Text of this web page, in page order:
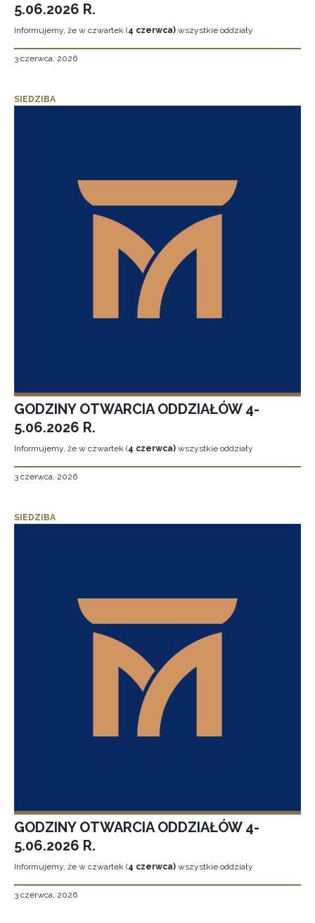
5.06.2026 R.
Informujemy, że w czwartek (4 czerwca) wszystkie oddziały
3 czerwca, 2026
SIEDZIBA
GODZINY OTWARCIA ODDZIAŁÓW 4-
5.06.2026 R.
Informujemy, że w czwartek (4 czerwca) wszystkie oddziały
3 czerwca, 2026
SIEDZIBA
GODZINY OTWARCIA ODDZIAŁÓW 4-
5.06.2026 R.
Informujemy, że w czwartek (4 czerwca) wszystkie oddziały
3 czerwca, 2026